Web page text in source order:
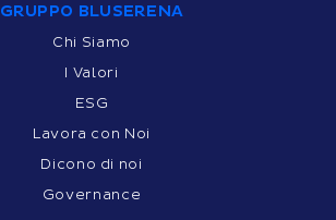
GRUPPO BLUSERENA
Chi Siamo
I Valori
ESG
Lavora con Noi
Dicono di noi
Governance